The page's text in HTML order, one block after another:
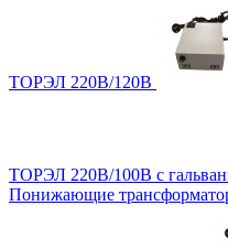
ТОРЭЛ 220В/120В
ТОРЭЛ 220В/100В с
Понижающие